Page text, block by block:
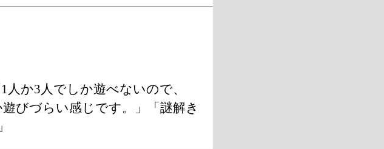
人か3人でしか遊べないので、
びづらい感じです。」「謎解き